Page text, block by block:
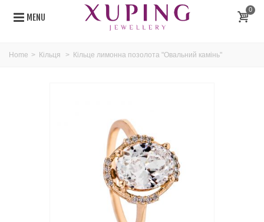
MENU
0
Home > Кільця > Кільце лимонна позолота "Овальний камінь"